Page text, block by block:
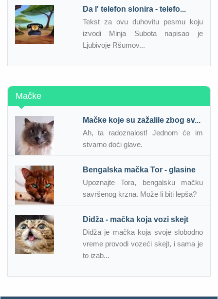
Da l' telefon slonira - telefo...
Tekst za ovu duhovitu pesmu koju
izvodi Minja Subota napisao je
Ljubivoje Ršumov...
Mačke
Mačke koje su zažalile zbog sv...
Ah, ta radoznalost! Jednom će im
stvarno doći glave.
Bengalska mačka Tor - glasine
Upoznajte Tora, bengalsku mačku
savršenog krzna. Može li biti lepša?
Didža - mačka koja vozi skejt
Didža je mačka koja svoje slobodno
vreme provodi vozeći skejt, i sama je
to izab...